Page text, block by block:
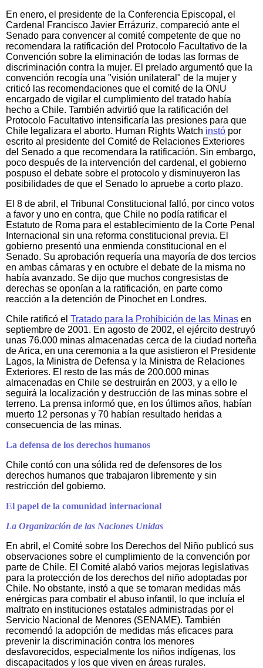
En enero, el presidente de la Conferencia Episcopal, el
Cardenal Francisco Javier Errázuriz, compareció ante el
Senado para convencer al comité competente de que no
recomendara la ratificación del Protocolo Facultativo de la
Convención sobre la eliminación de todas las formas de
discriminación contra la mujer. El prelado argumentó que la
convención recogía una "visión unilateral" de la mujer y
criticó las recomendaciones que el comité de la ONU
encargado de vigilar el cumplimiento del tratado había
hecho a Chile. También advirtió que la ratificación del
Protocolo Facultativo intensificaría las presiones para que
Chile legalizara el aborto. Human Rights Watch instó por
escrito al presidente del Comité de Relaciones Exteriores
del Senado a que recomendara la ratificación. Sin embargo,
poco después de la intervención del cardenal, el gobierno
pospuso el debate sobre el protocolo y disminuyeron las
posibilidades de que el Senado lo apruebe a corto plazo.
El 8 de abril, el Tribunal Constitucional falló, por cinco votos
a favor y uno en contra, que Chile no podía ratificar el
Estatuto de Roma para el establecimiento de la Corte Penal
Internacional sin una reforma constitucional previa. El
gobierno presentó una enmienda constitucional en el
Senado. Su aprobación requería una mayoría de dos tercios
en ambas cámaras y en octubre el debate de la misma no
había avanzado. Se dijo que muchos congresistas de
derechas se oponían a la ratificación, en parte como
reacción a la detención de Pinochet en Londres.
Chile ratificó el Tratado para la Prohibición de las Minas en
septiembre de 2001. En agosto de 2002, el ejército destruyó
unas 76.000 minas almacenadas cerca de la ciudad norteña
de Arica, en una ceremonia a la que asistieron el Presidente
Lagos, la Ministra de Defensa y la Ministra de Relaciones
Exteriores. El resto de las más de 200.000 minas
almacenadas en Chile se destruirán en 2003, y a ello le
seguirá la localización y destrucción de las minas sobre el
terreno. La prensa informó que, en los últimos años, habían
muerto 12 personas y 70 habían resultado heridas a
consecuencia de las minas.
La defensa de los derechos humanos
Chile contó con una sólida red de defensores de los
derechos humanos que trabajaron libremente y sin
restricción del gobierno.
El papel de la comunidad internacional
La Organización de las Naciones Unidas
En abril, el Comité sobre los Derechos del Niño publicó sus
observaciones sobre el cumplimiento de la convención por
parte de Chile. El Comité alabó varios mejoras legislativas
para la protección de los derechos del niño adoptadas por
Chile. No obstante, instó a que se tomaran medidas más
enérgicas para combatir el abuso infantil, lo que incluía el
maltrato en instituciones estatales administradas por el
Servicio Nacional de Menores (SENAME). También
recomendó la adopción de medidas más eficaces para
prevenir la discriminación contra los menores
desfavorecidos, especialmente los niños indígenas, los
discapacitados y los que viven en áreas rurales.